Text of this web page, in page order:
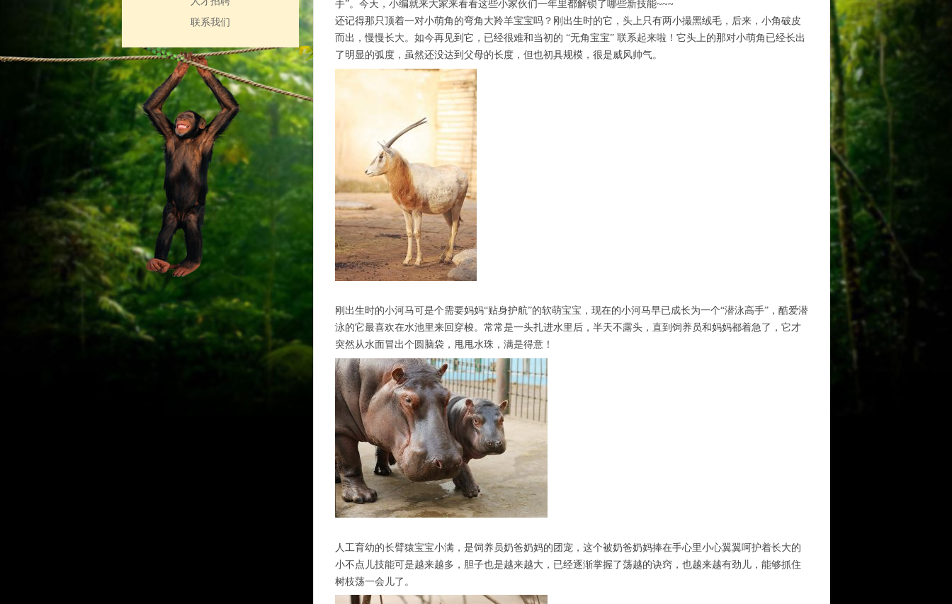
联系我们
手”。今天，小编就来大家来看看这些小家伙们一年里都解锁了哪些新技能~~~​
还记得那只顶着一对小萌角的弯角大羚羊宝宝吗？刚出生时的它，头上只有两小撮黑绒毛，后来，小角破皮
而出，慢慢长大。如今再见到它，已经很难和当初的 “无角宝宝” 联系起来啦！它头上的那对小萌角已经长出
了明显的弧度，虽然还没达到父母的长度，但也初具规模，很是威风帅气。
刚出生时的小河马可是个需要妈妈“贴身护航”的软萌宝宝，现在的小河马早已成长为一个“潜泳高手”，酷爱潜
泳的它最喜欢在水池里来回穿梭。常常是一头扎进水里后，半天不露头，直到饲养员和妈妈都着急了，它才
突然从水面冒出个圆脑袋，甩甩水珠，满是得意！​
人工育幼的长臂猿宝宝小满，是饲养员奶爸奶妈的团宠，这个被奶爸奶妈捧在手心里小心翼翼呵护着长大的
小不点儿技能可是越来越多，胆子也是越来越大，已经逐渐掌握了荡越的诀窍，也越来越有劲儿，能够抓住
树枝荡一会儿了。